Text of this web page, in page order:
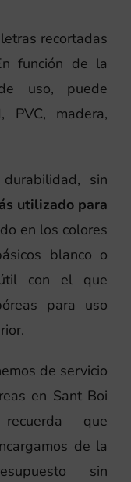
recortadas
función de la
uso, puede
PVC, madera,
sin
utilizado para
en los colores
blanco o
con el que
para uso
de servicio
en Sant Boi
que
de la
sin